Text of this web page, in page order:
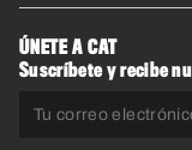
ÚNETE A CAT
Suscríbete y recibe